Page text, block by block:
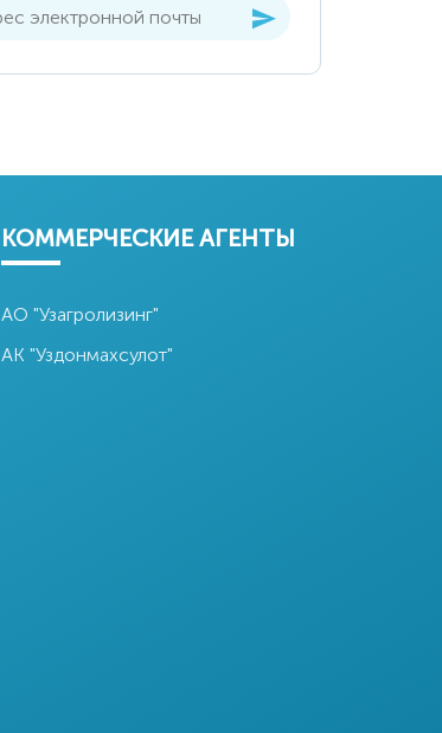
КОММЕРЧЕСКИЕ АГЕНТЫ
АО "Узагролизинг"
АК "Уздонмахсулот"